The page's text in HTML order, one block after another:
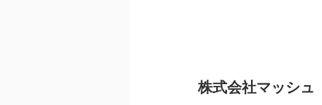
株式会社マッシュ